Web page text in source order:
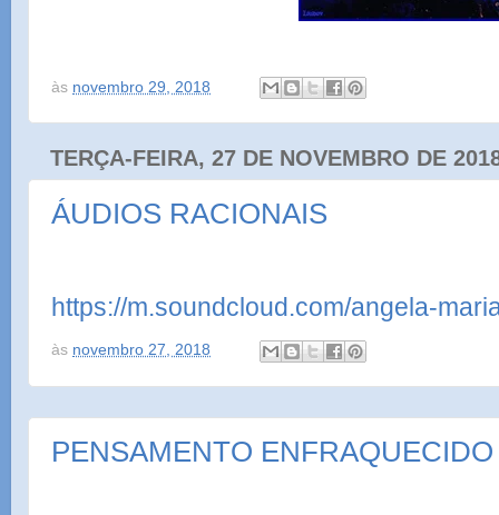
às novembro 29, 2018
TERÇA-FEIRA, 27 DE NOVEMBRO DE
ÁUDIOS RACIONAIS
https://m.soundcloud.com/angela-
às novembro 27, 2018
PENSAMENTO ENFRAQUECIDO